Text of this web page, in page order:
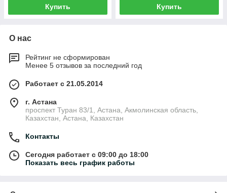
Купить Купить
О нас
Рейтинг не сформирован
Менее 5 отзывов за последний год
Работает с 21.05.2014
г. Астана
проспект Туран 83/1, Астана, Акмолинская область,
Казахстан, Астана, Казахстан
Контакты
Сегодня работает с 09:00 до 18:00
Показать весь график работы